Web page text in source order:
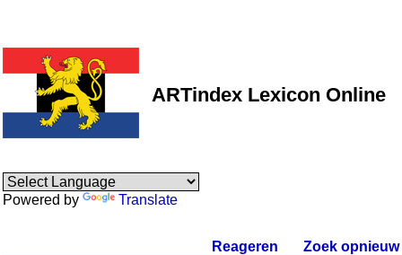
ARTindex Lexicon Online
Powered by Translate
Reageren Zoek opnieuw.